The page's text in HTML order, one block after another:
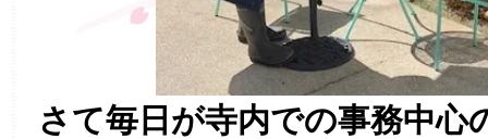
さて毎日が寺内での事務中心